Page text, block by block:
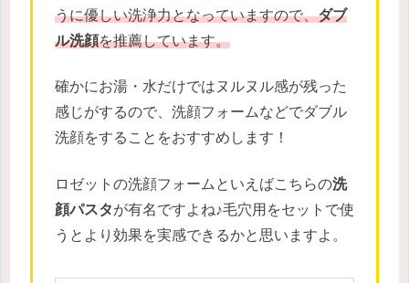
うに優しい洗浄力となっていますので、ダブ
ル洗顔を推薦しています。
確かにお湯・水だけではヌルヌル感が残った
感じがするので、洗顔フォームなどでダブル
洗顔をすることをおすすめします！
ロゼットの洗顔フォームといえばこちらの洗
顔パスタが有名ですよね♪毛穴用をセットで使
うとより効果を実感できるかと思いますよ。